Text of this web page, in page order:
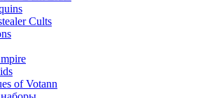
Cults
of Votann